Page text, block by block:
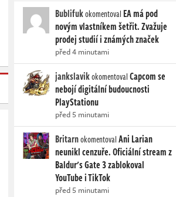
Bublifukokomentoval EA má pod
novým vlastníkem šetřit. Zvažuje
prodej studií i známých značek
před 4 minutami
jankslavikokomentovalCapcom se
nebojí digitální budoucnosti
PlayStationu
před 5 minutami
BritarnokomentovalAni Larian
neunikl cenzuře. Oficiální stream z
Baldur's Gate 3 zablokoval
YouTube i TikTok
před 5 minutami